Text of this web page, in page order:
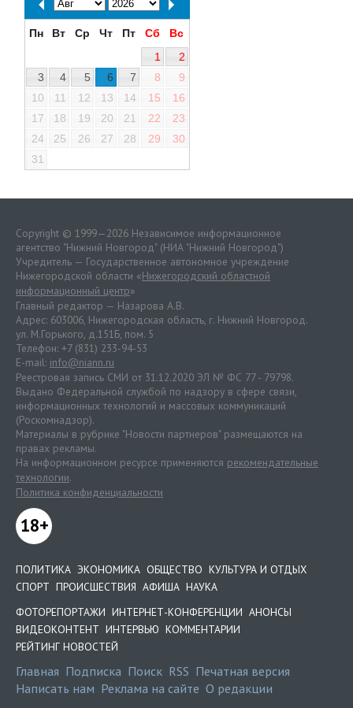
Пн Вт Ср Чт Пт Сб
Вс
1
2
3
4 5 6 7 8
9
10
11 12 13 14 15
16
17
18 19 20 21 22
23
24
25 26 27 28 29
30
31
Copyright © 1999—2026 Независимое информационное
агентство "Нижний Новгород" (НИА "Нижний Новгород")
Учредитель — Государственное автономное учреждение
Нижегородской области «Нижегородский областной
информационный центр»
Главный редактор — Назарова А.В.
Адрес: 603006, Нижегородская область, г. Нижний Новгород.
ул. М.Горького, д.151Б, пом. 5
Телефон: +7 (831) 233-94-53
E-mail: info@niann.ru
Реестровая запись СМИ от 31.12.2020 ЭЛ № ФС 77 - 79798.
Выдано Федеральной службой по надзору в сфере связи,
информационных технологий и массовых коммуникаций
(Роскомнадзор).
Материалы в рубрике "Новости партнеров" размещаются на
правах рекламы.
На информационном ресурсе применяются рекомендательные
технологии.
Политика конфиденциальности
18+
ПОЛИТИКА ЭКОНОМИКА ОБЩЕСТВО КУЛЬТУРА И ОТДЫХ
СПОРТ ПРОИСШЕСТВИЯ АФИША НАУКА
ФОТОРЕПОРТАЖИ ИНТЕРНЕТ-КОНФЕРЕНЦИИ АНОНСЫ
ВИДЕОКОНТЕНТ ИНТЕРВЬЮ КОММЕНТАРИИ
РЕЙТИНГ НОВОСТЕЙ
Главная Подписка Поиск RSS Печатная версия
Написать нам Реклама на сайте О редакции